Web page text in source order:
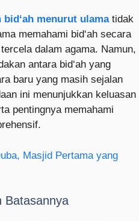
bid‘ah menurut ulamatidak
memahami bid‘ah secara
dalam agama. Namun,
antara bid‘ah yang
baru yang masih sejalan
ini menunjukkan keluasan
pentingnya memahami
Masjid Pertama yang
Batasannya